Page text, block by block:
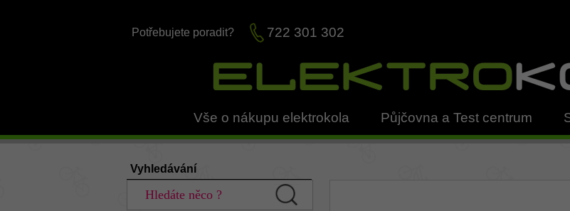
Potřebujete poradit? 722 301 302
Vše o nákupu elektrokola Půjčovna a Test centrum
Vyhledávání